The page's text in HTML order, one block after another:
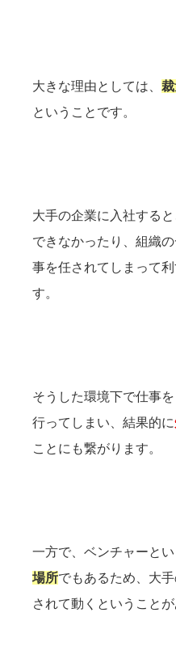
大きな理由としては、
ということです。
大手の企業に入社する
できなかったり、組織
事を任されてしまって
す。
そうした環境下で仕事
行ってしまい、結果的に
ことにも繋がります。
一方で、ベンチャーと
場所でもあるため、大
されて動くということ